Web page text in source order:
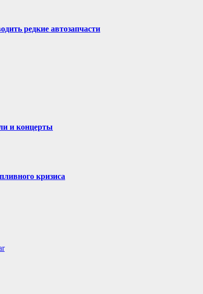
редкие автозапчасти
и концерты
кризиса